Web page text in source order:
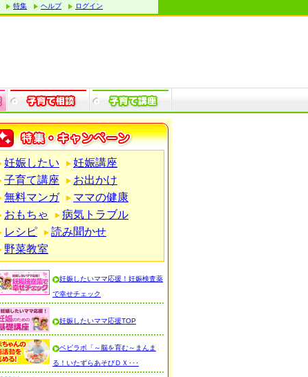
特集 ヘルプ ログイン
妊娠したい
妊娠講座
子育て講座
お出かけ
無料マンガ
ママの健康
おもちゃ
病気トラブル
レシピ
読み聞かせ
野菜教室
妊娠したいママ応援！妊娠検査薬
で幸せチェック
妊娠したいママ応援TOP
ベビラボ「～脳を育む～まんま
る！いたずらあそびＤＸ･･･